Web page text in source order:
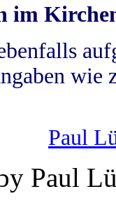
im
wie
Paul
Paul